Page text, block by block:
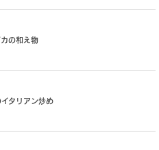
の和え物
タリアン炒め